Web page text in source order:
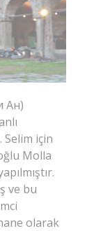
Ан)
için
Molla
ve bu
olarak